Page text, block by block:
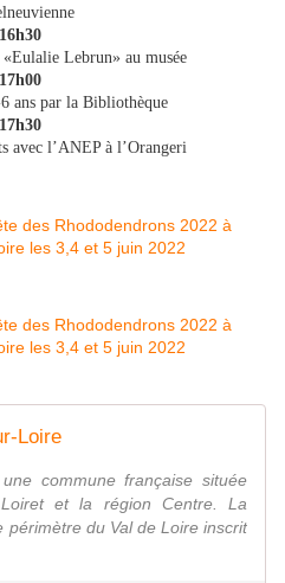
16h30
Lebrun» au musée
17h00
ans par la Bibliothèque
17h30
avec l’ANEP à l’Orangeri
Loire
commune française située
et la région Centre. La
périmètre du Val de Loire inscrit